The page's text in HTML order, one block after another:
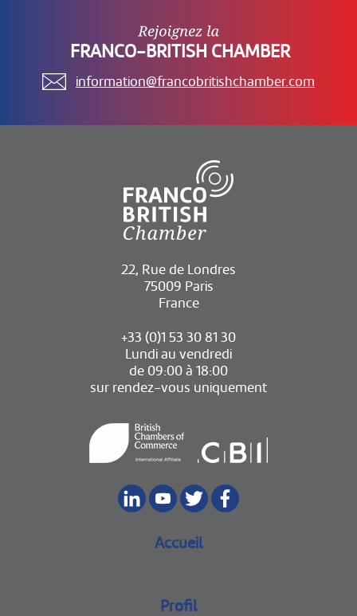
FRANCO-BRITISH CHAMBER
information@francobritishchamber.com
22, Rue de Londres
75009 Paris
France
+33 (0)1 53 30 81 30
Lundi au vendredi
de 09:00 à 18:00
sur rendez-vous uniquement
Accueil
Profil